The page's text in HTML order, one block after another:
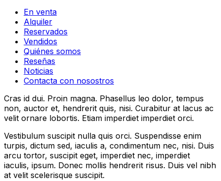
En venta
Alquiler
Reservados
Vendidos
Quiénes somos
Reseñas
Noticias
Contacta con nosostros
Cras id dui. Proin magna. Phasellus leo dolor, tempus
non, auctor et, hendrerit quis, nisi. Curabitur at lacus ac
velit ornare lobortis. Etiam imperdiet imperdiet orci.
Vestibulum suscipit nulla quis orci. Suspendisse enim
turpis, dictum sed, iaculis a, condimentum nec, nisi. Duis
arcu tortor, suscipit eget, imperdiet nec, imperdiet
iaculis, ipsum. Donec mollis hendrerit risus. Duis vel nibh
at velit scelerisque suscipit.